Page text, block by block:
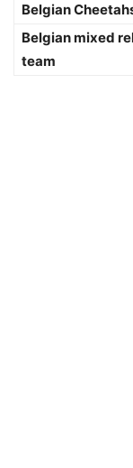
Belgian
Belgian mixed
team